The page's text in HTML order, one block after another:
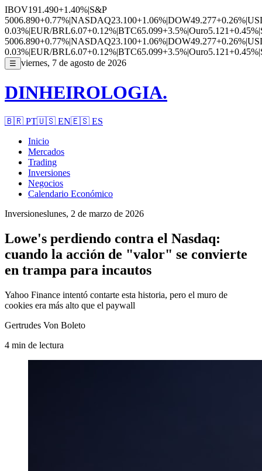
IBOV191.490+1.40%|S&P
5006.890+0.77%|NASDAQ23.100+1.06%|DOW49.277+0.26%|
0.03%|EUR/BRL6.07+0.12%|BTC65.099+3.5%|Ouro5.121+0.45%|
5006.890+0.77%|NASDAQ23.100+1.06%|DOW49.277+0.26%|
0.03%|EUR/BRL6.07+0.12%|BTC65.099+3.5%|Ouro5.121+0.45%|
☰ viernes, 7 de agosto de 2026
DINHEIROLOGIA.
🇧🇷 PT🇺🇸 EN🇪🇸 ES
Inicio
Mercados
Trading
Inversiones
Negocios
Calendario Económico
Inversioneslunes, 2 de marzo de 2026
Lowe's perdiendo contra el Nasdaq:
cuando la acción de "valor" se convierte
en trampa para incautos
Yahoo Finance intentó contarte esta historia, pero el muro de
cookies era más alto que el paywall
Gertrudes Von Boleto
4 min de lectura